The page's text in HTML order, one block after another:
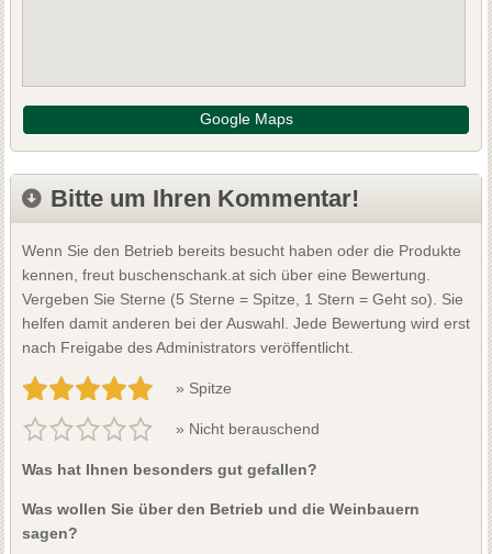
Google Maps
Bitte um Ihren Kommentar!
Wenn Sie den Betrieb bereits besucht haben oder die Produkte
kennen, freut buschenschank.at sich über eine Bewertung.
Vergeben Sie Sterne (5 Sterne = Spitze, 1 Stern = Geht so). Sie
helfen damit anderen bei der Auswahl. Jede Bewertung wird erst
nach Freigabe des Administrators veröffentlicht.
» Spitze
» Nicht berauschend
Was hat Ihnen besonders gut gefallen?
Was wollen Sie über den Betrieb und die Weinbauern
sagen?